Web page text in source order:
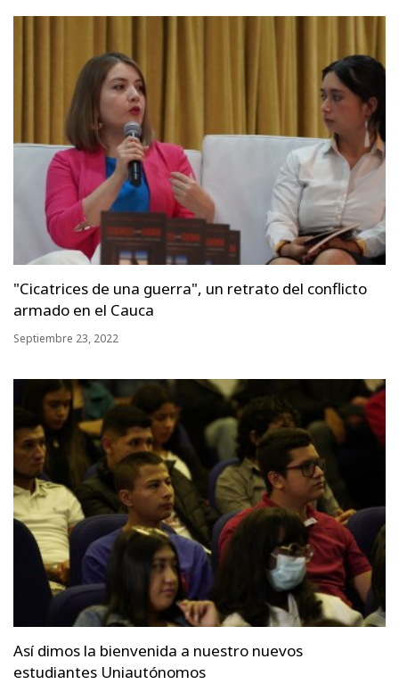
"Cicatrices de una guerra", un retrato del conflicto
armado en el Cauca
Septiembre 23, 2022
Así dimos la bienvenida a nuestro nuevos
estudiantes Uniautónomos